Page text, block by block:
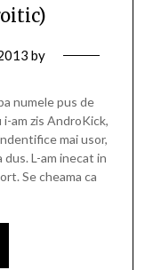
by
numele pus de
i-am zis AndroKick,
mai usor,
L-am inecat in
Se cheama ca